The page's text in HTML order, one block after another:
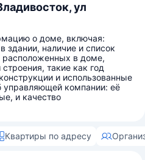
ул
о доме, включая:
здании, наличие и список
расположенных в доме,
такие как год
и использованные
компании: её
и качество
Квартиры по адресу